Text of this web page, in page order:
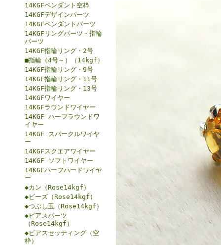
14KGFペンダント空枠
14KGFデザインパーツ
14KGFペンダントパーツ
14KGFリングパーツ・指輪
パーツ
14KGF指輪リング・2号
■指輪（4号～）（14kgf）
14KGF指輪リング・9号
14KGF指輪リング・11号
14KGF指輪リング・13号
14KGFワイヤー
14KGFラウンドワイヤー
14KGF ハーフラウンドワ
イヤー
14KGF スパークルワイヤ
ー
14KGFスクエアワイヤー
14KGF ソフトワイヤー
14KGFハーフハードワイヤ
ー
◆カン（Rose14kgf）
◆ビーズ（Rose14kgf）
◆つぶし玉（Rose14kgf）
◆ピアスパーツ
（Rose14kgf）
◆ピアスセッティング（空
枠）